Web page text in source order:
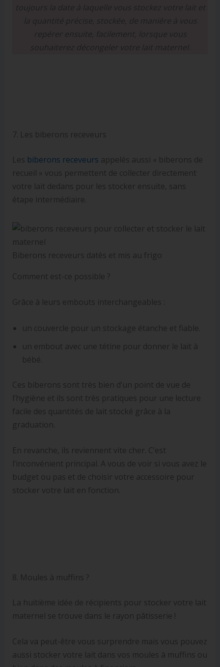
toujours la date à laquelle vous stockez votre lait et
la quantité précise, stockée, de manière à vous
repérer ensuite, facilement, lorsque vous
souhaiterez décongeler votre lait maternel.
7. Les biberons receveurs
Les biberons receveurs appelés aussi « biberons de
recueil » vous permettent de collecter directement
votre lait dedans pour les stocker ensuite, sans
étape intermédiaire.
Biberons receveurs datés et mis au frigo
Comment est-ce possible ?
Grâce à leurs embouts interchangeables :
un couvercle pour un stockage étanche et fiable.
un embout avec une tétine pour donner le lait à
bébé.
Ces biberons sont très bien d’un point de vue de
l’hygiène et ils sont très pratiques pour une lecture
facile des quantités de lait stocké grâce à la
graduation.
En revanche, ils reviennent vite cher. C’est
l’inconvénient principal. A vous de voir si vous avez le
budget ou pas et de choisir votre accessoire pour
stocker votre lait en fonction.
8. Moules à muffins ?
La huitième idée de récipients pour stocker votre lait
maternel se trouve dans le rayon pâtisserie !
Cela va peut-être vous surprendre mais vous pouvez
aussi stocker votre lait dans vos moules à muffins ou